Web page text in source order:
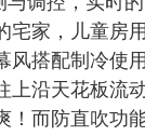
宅家，儿童房
风搭配制冷使
上沿天花板流
！而防直吹功